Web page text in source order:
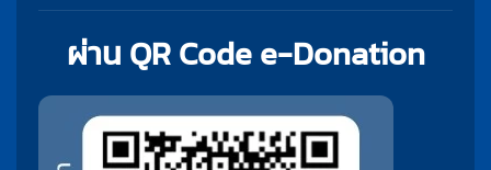
ผ่าน QR Code e-Donation